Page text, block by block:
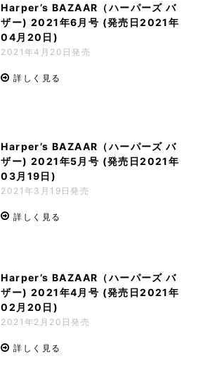
Harper’s BAZAAR（ハーパーズ バ
ザー) 2021年6月号 (発売日2021年
04月20日)
2021年4月20日発売
詳しく見る
Harper’s BAZAAR（ハーパーズ バ
ザー) 2021年5月号 (発売日2021年
03月19日)
2021年3月19日発売
詳しく見る
Harper’s BAZAAR（ハーパーズ バ
ザー) 2021年4月号 (発売日2021年
02月20日)
2021年2月20日発売
詳しく見る